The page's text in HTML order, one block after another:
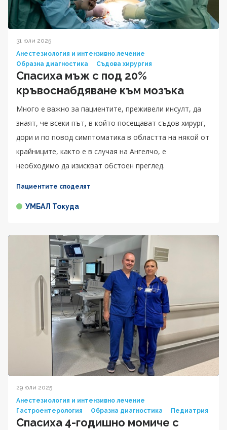
31 юли 2025
Анестезиология и интензивно лечение
Образна диагностика
Съдова хирургия
Спасиха мъж с под 20%
кръвоснабдяване към мозъка
Много е важно за пациентите, преживели инсулт, да
знаят, че всеки път, в който посещават съдов хирург,
дори и по повод симптоматика в областта на някой от
крайниците, както е в случая на Ангелчо, е
необходимо да изискват обстоен преглед.
Пациентите споделят
УМБАЛ Токуда
29 юли 2025
Анестезиология и интензивно лечение
Гастроентерология
Образна диагностика Педиатрия
Спасиха 4-годишно момиче с